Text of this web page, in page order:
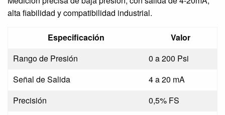
alta fiabilidad y compatibilidad industrial.
Especificación
Valor
Rango de Presión
0 a 200 Psi
Señal de Salida
4 a 20 mA
Precisión
0,5% FS